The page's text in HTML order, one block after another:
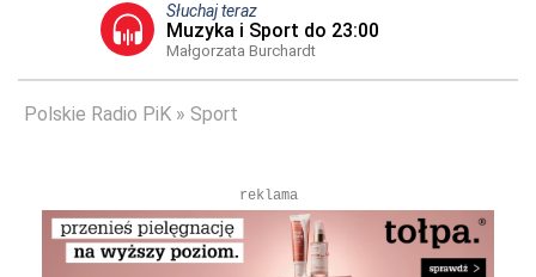
Słuchaj teraz
Muzyka i Sport do 23:00
Małgorzata Burchardt
Polskie Radio PiK Sport
reklama